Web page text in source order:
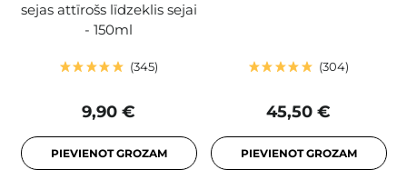
sejas attīrošs līdzeklis sejai
- 150ml
345
9,90 €
PIEVIENOT GROZAM
304
45,50 €
PIEVIENOT GROZAM